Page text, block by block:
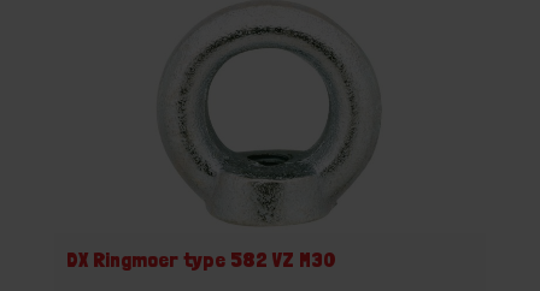
DX Ringmoer type 582 VZ M30